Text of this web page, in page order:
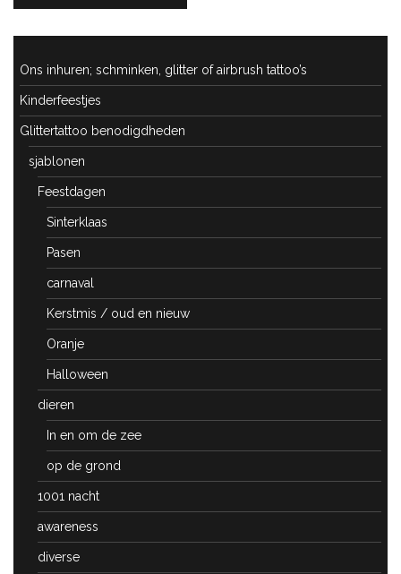
Ons inhuren; schminken, glitter of airbrush tattoo’s
Kinderfeestjes
Glittertattoo benodigdheden
sjablonen
Feestdagen
Sinterklaas
Pasen
carnaval
Kerstmis / oud en nieuw
Oranje
Halloween
dieren
In en om de zee
op de grond
1001 nacht
awareness
diverse